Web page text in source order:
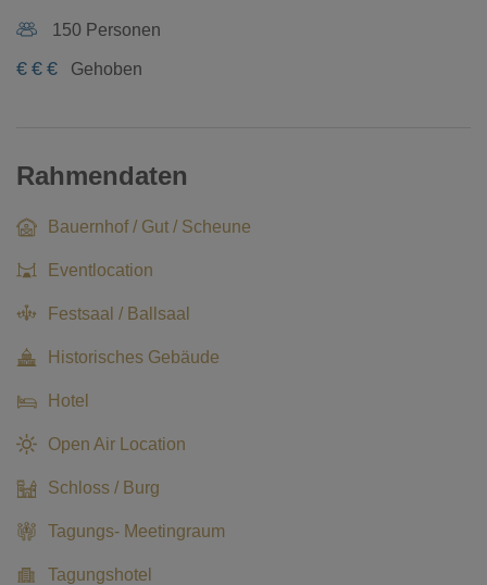
150 Personen
€ € € Gehoben
Rahmendaten
Bauernhof / Gut / Scheune
Eventlocation
Festsaal / Ballsaal
Historisches Gebäude
Hotel
Open Air Location
Schloss / Burg
Tagungs- Meetingraum
Tagungshotel